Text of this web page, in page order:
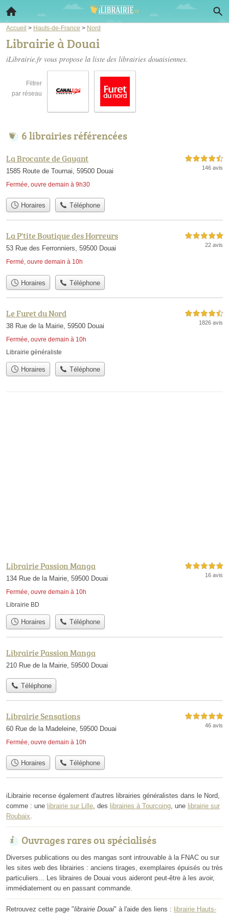
Accueil > Hauts-de-France > Nord
Librairie à Douai
iLibrairie.fr vous propose la liste des librairies douaisiennes.
Filtrer
par réseau
6 librairies référencées
La Brocante de Gayant
1585 Route de Tournai, 59500 Douai
Fermée, ouvre demain à 9h30
4,5 étoiles sur 5
146 avis
Horaires Téléphone
La P'tite Boutique des Horreurs
53 Rue des Ferronniers, 59500 Douai
Fermé, ouvre demain à 10h
5,0 étoiles sur 5
22 avis
Horaires Téléphone
Le Furet du Nord
38 Rue de la Mairie, 59500 Douai
Fermée, ouvre demain à 10h
4,5 étoiles sur 5
1826 avis
Librairie généraliste
Horaires Téléphone
Librairie Passion Manga
134 Rue de la Mairie, 59500 Douai
Fermée, ouvre demain à 10h
5,0 étoiles sur 5
16 avis
Librairie BD
Horaires Téléphone
Librairie Passion Manga
210 Rue de la Mairie, 59500 Douai
Téléphone
Librairie Sensations
60 Rue de la Madeleine, 59500 Douai
Fermée, ouvre demain à 10h
5,0 étoiles sur 5
46 avis
Horaires Téléphone
iLibrairie recense également d'autres librairies généralistes dans le Nord,
comme : une librairie sur Lille, des librairies à Tourcoing, une librairie sur
Roubaix.
Ouvrages rares ou spécialisés
Diverses publications ou des mangas sont introuvable à la FNAC ou sur
les sites web des librairies : anciens tirages, exemplaires épuisés ou très
particuliers... Les libraires de Douai vous aideront peut-être à les avoir,
immédiatement ou en passant commande.
Retrouvez cette page "librairie Douai" à l'aide des liens : librairie Hauts-